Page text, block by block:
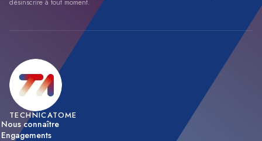
désinscrire à tout moment.
TECHNICATOME
Nous connaître
Engagements